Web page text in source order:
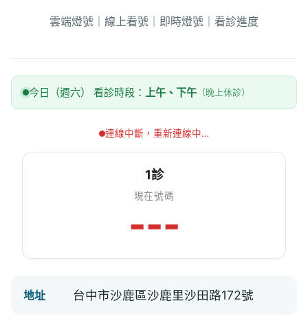
雲端燈號｜線上看號｜即時燈號｜看診進度
今日（週六） 看診時段： 上午、下午 （晚上休診）
連線中斷，重新連線中…
1診
現在號碼
---
地址 台中市沙鹿區沙鹿里沙田路172號